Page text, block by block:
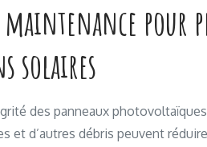
maintenance pour
solaires
des panneaux
et d’autres débris peuvent